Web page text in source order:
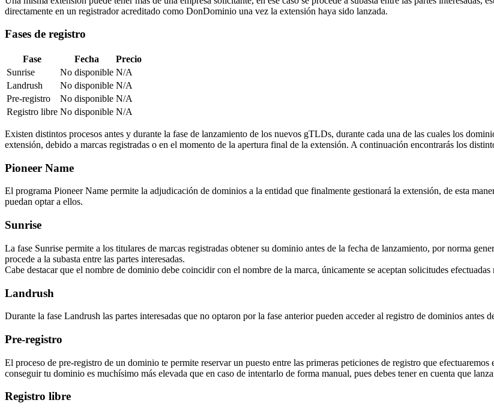
directamente en un registrador acreditado como DonDominio una vez la extensión haya sido lanzada.
Fases de registro
Fase Fecha
Precio
Sunrise
No disponible N/A
Landrush
No disponible N/A
Pre-registro
No disponible N/A
Registro libre No disponible N/A
Existen distintos procesos antes y durante la fase de lanzamiento de los nuevos gTLDs, durante cada una de las cuales los
extensión, debido a marcas registradas o en el momento de la apertura final de la extensión. A continuación encontrarás los
Pioneer Name
El programa Pioneer Name permite la adjudicación de dominios a la entidad que finalmente gestionará la extensión, de esta
puedan optar a ellos.
Sunrise
La fase Sunrise permite a los titulares de marcas registradas obtener su dominio antes de la fecha de lanzamiento, por norma
procede a la subasta entre las partes interesadas.
Cabe destacar que el nombre de dominio debe coincidir con el nombre de la marca, únicamente se aceptan solicitudes
Landrush
Durante la fase Landrush las partes interesadas que no optaron por la fase anterior pueden acceder al registro de dominios antes
Pre-registro
El proceso de pre-registro de un dominio te permite reservar un puesto entre las primeras peticiones de registro que
conseguir tu dominio es muchísimo más elevada que en caso de intentarlo de forma manual, pues debes tener en cuenta que
Registro libre